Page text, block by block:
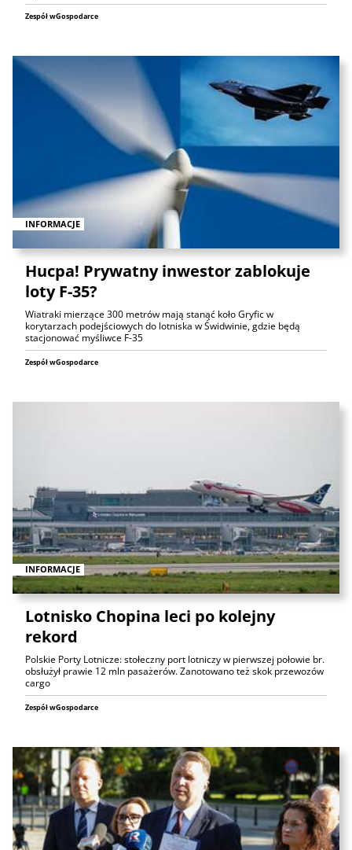
Zespół wGospodarce
INFORMACJE
Hucpa! Prywatny inwestor zablokuje
loty F-35?
Wiatraki mierzące 300 metrów mają stanąć koło Gryfic w
korytarzach podejściowych do lotniska w Świdwinie, gdzie będą
stacjonować myśliwce F-35
Zespół wGospodarce
INFORMACJE
Lotnisko Chopina leci po kolejny
rekord
Polskie Porty Lotnicze: stołeczny port lotniczy w pierwszej połowie br.
obsłużył prawie 12 mln pasażerów. Zanotowano też skok przewozów
cargo
Zespół wGospodarce